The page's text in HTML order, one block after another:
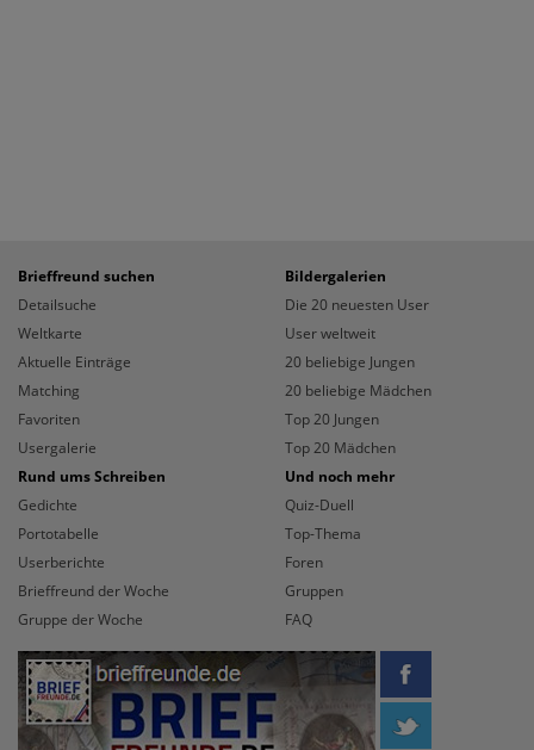
Brieffreund suchen
Detailsuche
Weltkarte
Aktuelle Einträge
Matching
Favoriten
Usergalerie
Bildergalerien
Die 20 neuesten User
User weltweit
20 beliebige Jungen
20 beliebige Mädchen
Top 20 Jungen
Top 20 Mädchen
Rund ums Schreiben
Gedichte
Portotabelle
Userberichte
Brieffreund der Woche
Gruppe der Woche
Und noch mehr
Quiz-Duell
Top-Thema
Foren
Gruppen
FAQ